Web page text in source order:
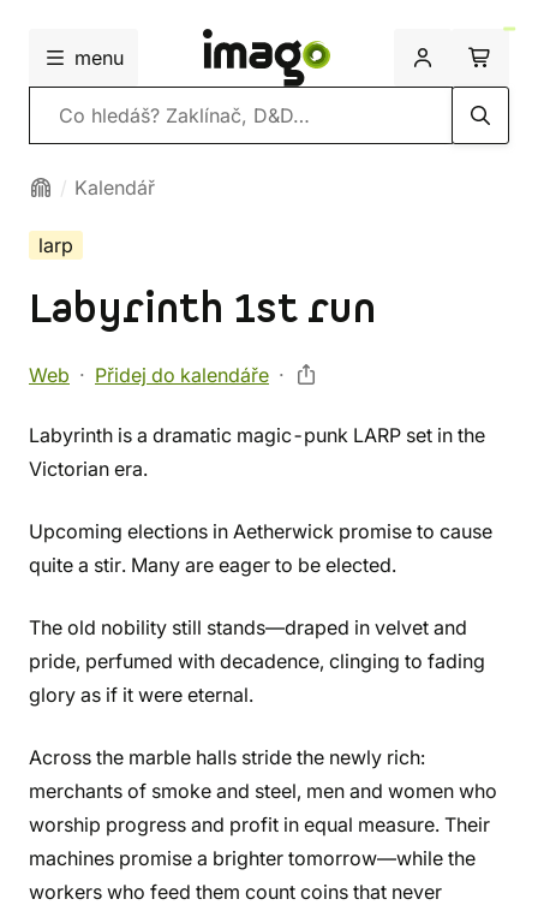
menu
Vyhledávání
Kalendář
larp
Labyrinth 1st run
Web Přidej do kalendáře
Labyrinth is a dramatic magic-punk LARP set in the
Victorian era.
Upcoming elections in Aetherwick promise to cause
quite a stir. Many are eager to be elected.
The old nobility still stands—draped in velvet and
pride, perfumed with decadence, clinging to fading
glory as if it were eternal.
Across the marble halls stride the newly rich:
merchants of smoke and steel, men and women who
worship progress and profit in equal measure. Their
machines promise a brighter tomorrow—while the
workers who feed them count coins that never